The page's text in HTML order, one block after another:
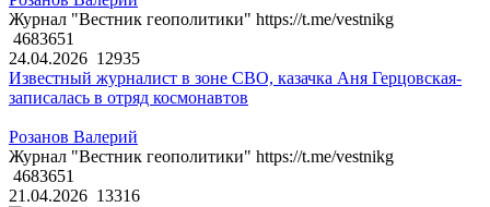
Журнал "Вестник геополитики" https://t.me/vestnikg
4683651
24.04.2026 12935
Известный журналист в зоне СВО, казачка Аня Герцовская-
записалась в отряд космонавтов
Розанов Валерий
Журнал "Вестник геополитики" https://t.me/vestnikg
4683651
21.04.2026 13316